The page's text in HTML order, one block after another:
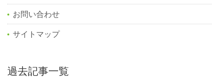
お問い合わせ
サイトマップ
過去記事一覧